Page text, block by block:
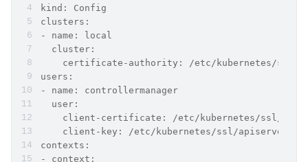
kind: Config
clusters:
- name: local
  cluster:
certificate-authority: /etc/kubernetes/ssl/
users:
- name: controllermanager
  user:
client-certificate: /etc/kubernetes/ssl/
client-key: /etc/kubernetes/ssl/apiserver-
contexts:
- context: